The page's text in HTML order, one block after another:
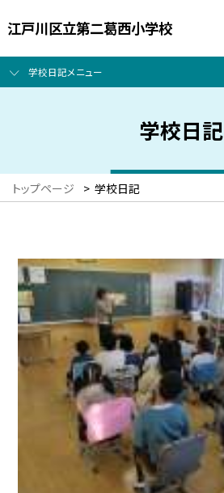
江戸川区立第二葛西小学校
学校日記メニュー
学校日記
トップページ > 学校日記